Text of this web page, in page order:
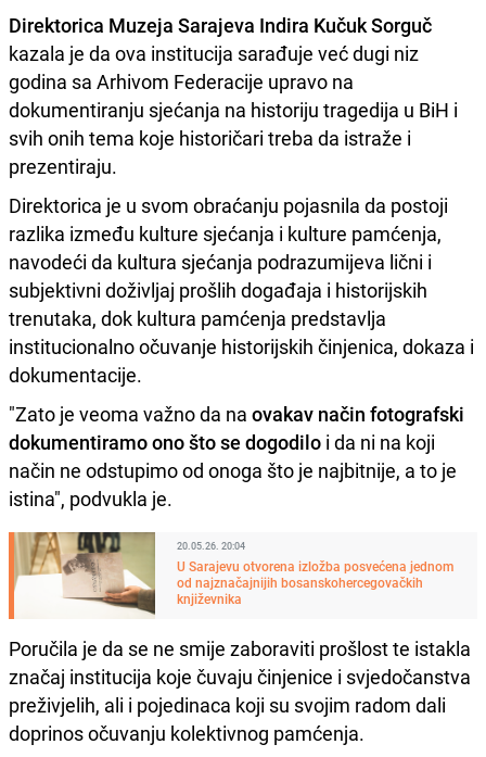
Direktorica Muzeja Sarajeva Indira Kučuk Sorguč
kazala je da ova institucija sarađuje već dugi niz
godina sa Arhivom Federacije upravo na
dokumentiranju sjećanja na historiju tragedija u BiH i
svih onih tema koje historičari treba da istraže i
prezentiraju.
Direktorica je u svom obraćanju pojasnila da postoji
razlika između kulture sjećanja i kulture pamćenja,
navodeći da kultura sjećanja podrazumijeva lični i
subjektivni doživljaj prošlih događaja i historijskih
trenutaka, dok kultura pamćenja predstavlja
institucionalno očuvanje historijskih činjenica, dokaza i
dokumentacije.
"Zato je veoma važno da na ovakav način fotografski
dokumentiramo ono što se dogodilo i da ni na koji
način ne odstupimo od onoga što je najbitnije, a to je
istina", podvukla je.
20.05.26. 20:04
U Sarajevu otvorena izložba posvećena jednom
od najznačajnijih bosanskohercegovačkih
književnika
Poručila je da se ne smije zaboraviti prošlost te istakla
značaj institucija koje čuvaju činjenice i svjedočanstva
preživjelih, ali i pojedinaca koji su svojim radom dali
doprinos očuvanju kolektivnog pamćenja.